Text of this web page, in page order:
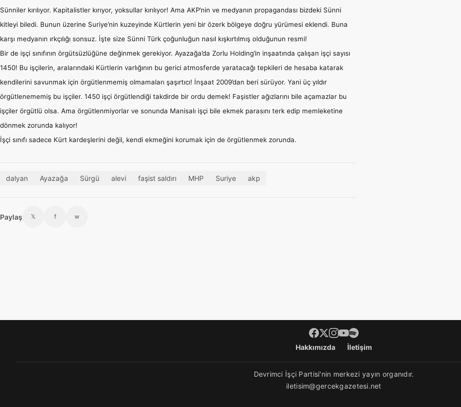
Sünniler kırılıyor. Kapitalistler kırıyor, yoksullar kırılıyor! Ama AKP’nin ve medyanın propagandası bizdeki Sünni
kitleyi biledi. Bunun üzerine Suriye’nin kuzeyinde Kürtlerin yeni bir özerk bölgeye doğru yürümesi eklendi. Buna
karşı medyanın ırkçılığı sonsuz. İşte size Sünni Türk çoğunluğun nasıl kışkırtılmış olduğunun resmi!
Bir de işçi sınıfının örgütsüzlüğüne değinmek gerekiyor. Ayazağa’da Zorlu Holding’in inşaatında çalışan işçi sayısı
1450! Bu işçilerin, aralarındaki Kürtlerin varlığının bu gerici atmosferde yaratacağı tepkileri de hesaba katarak
kendilerini savunmak için örgütlenmemiş olmamaları şaşırtıcı! İnşaat 2009’dan beri sürüyor. Yani üç yıldır
örgütlenememiş bu işçiler. 1450 işçi örgütlendiği takdirde bir ordu demek! Faşistler ağızlarını bile açamazlar bu
işçiler örgütlü olsa. Ama örgütlenmiyorlar ve sonunda Manisalı işçi bile ekmek parasını terk edip memleketine
dönmek zorunda kalıyor!
İşçi sınıfı sadece Kürt kardeşlerini değil, kendi ekmeğini korumak için de örgütlenmek zorunda.
dalyan Ayazağa Sürgü alevi faşist saldırı MHP Suriye akp
Paylaş 𝕏 f w
Hakkımızda İletişim
Devrimci İşçi Partisi'nin merkezi yayın organıdır.
iletisim@gercekgazetesi.net